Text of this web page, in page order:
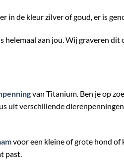
in de kleur zilver of goud, er is
helemaal aan jou. Wij graveren
van Titanium. Ben je op
uit verschillende dierenpenningen
voor een kleine of grote hond
past.